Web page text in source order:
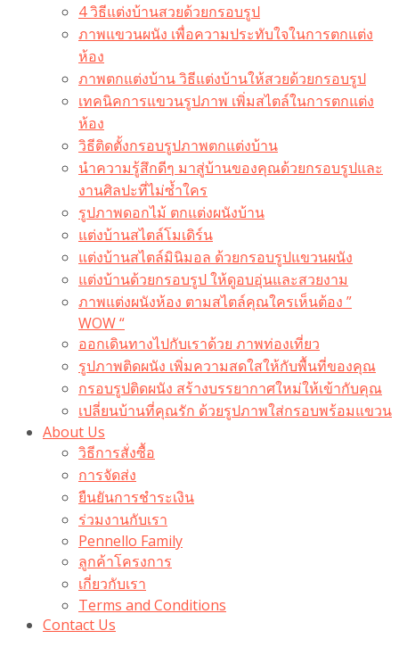
4 วิธีแต่งบ้านสวยด้วยกรอบรูป
ภาพแขวนผนัง เพื่อความประทับใจในการตกแต่ง
ห้อง
ภาพตกแต่งบ้าน วิธีแต่งบ้านให้สวยด้วยกรอบรูป
เทคนิคการแขวนรูปภาพ เพิ่มสไตล์ในการตกแต่ง
ห้อง
วิธีติดตั้งกรอบรูปภาพตกแต่งบ้าน
นำความรู้สึกดีๆ มาสู่บ้านของคุณด้วยกรอบรูปและ
งานศิลปะที่ไม่ซ้ำใคร
รูปภาพดอกไม้ ตกแต่งผนังบ้าน
แต่งบ้านสไตล์โมเดิร์น
แต่งบ้านสไตล์มินิมอล ด้วยกรอบรูปแขวนผนัง
แต่งบ้านด้วยกรอบรูป ให้ดูอบอุ่นและสวยงาม
ภาพแต่งผนังห้อง ตามสไตล์คุณใครเห็นต้อง ”
WOW “
ออกเดินทางไปกับเราด้วย ภาพท่องเที่ยว
รูปภาพติดผนัง เพิ่มความสดใสให้กับพื้นที่ของคุณ
กรอบรูปติดผนัง สร้างบรรยากาศใหม่ให้เข้ากับคุณ
เปลี่ยนบ้านที่คุณรัก ด้วยรูปภาพใส่กรอบพร้อมแขวน​
About Us
วิธีการสั่งซื้อ
การจัดส่ง
ยืนยันการชำระเงิน
ร่วมงานกับเรา
Pennello Family
ลูกค้าโครงการ
เกี่ยวกับเรา
Terms and Conditions
Contact Us